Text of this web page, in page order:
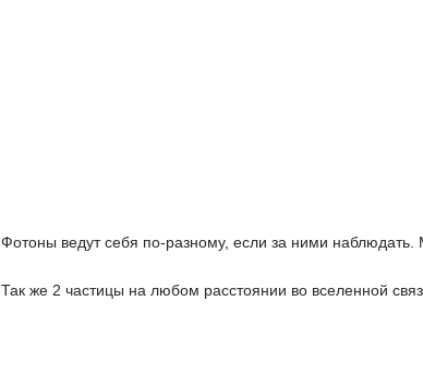
Фотоны ведут себя по-разному, если за ними
Так же 2 частицы на любом расстоянии во вселенной